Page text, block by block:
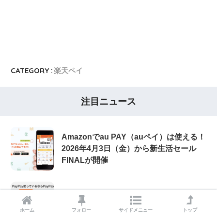
CATEGORY :楽天ペイ
注目ニュース
Amazonでau PAY（auペイ）は使える！
2026年4月3日（金）から新生活セール
FINALが開催
PayPayカード（ペイペイカード）の入会
特典について！2026年5月もお得に決済
ホーム フォロー サイドメニュー トップ